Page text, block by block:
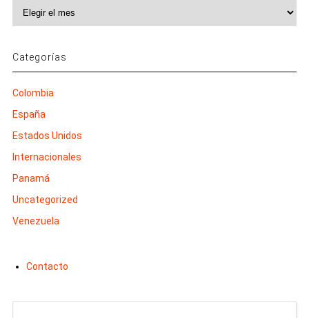
Archivos
Categorías
Colombia
España
Estados Unidos
Internacionales
Panamá
Uncategorized
Venezuela
Contacto